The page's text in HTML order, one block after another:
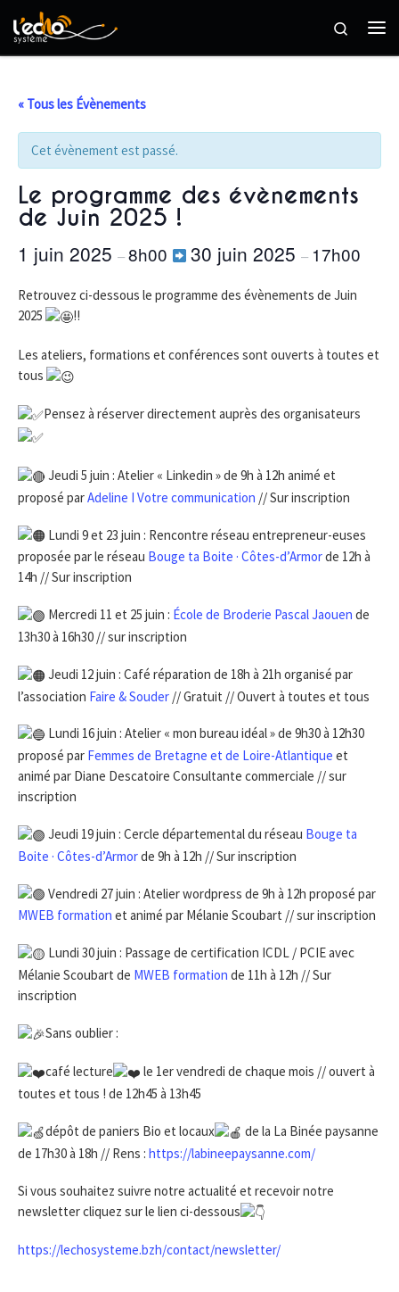
Passer au contenu
Search
« Tous les Évènements
Cet évènement est passé.
Le programme des évènements
de Juin 2025 !
1 juin 2025 –8h00 30 juin 2025– 17h00
Retrouvez ci-dessous le programme des évènements de Juin
2025
!!
Les ateliers, formations et conférences sont ouverts à toutes et
tous
Pensez à réserver directement auprès des organisateurs
Jeudi 5 juin : Atelier « Linkedin » de 9h à 12h animé et
proposé parAdeline I Votre communication // Sur inscription
Lundi 9 et 23 juin : Rencontre réseau entrepreneur-euses
proposée par le réseau Bouge ta Boite · Côtes-d’Armorde 12h à
14h // Sur inscription
Mercredi 11 et 25 juin : École de Broderie Pascal Jaouen de
13h30 à 16h30 // sur inscription
Jeudi 12 juin : Café réparation de 18h à 21h organisé par
l’association Faire & Souder // Gratuit // Ouvert à toutes et tous
Lundi 16 juin : Atelier « mon bureau idéal » de 9h30 à 12h30
proposé par Femmes de Bretagne et de Loire-Atlantique et
animé par Diane Descatoire Consultante commerciale // sur
inscription
Jeudi 19 juin : Cercle départemental du réseau Bouge ta
Boite · Côtes-d’Armorde 9h à 12h // Sur inscription
Vendredi 27 juin : Atelier wordpress de 9h à 12h proposé par
MWEB formation et animé par Mélanie Scoubart // sur inscription
Lundi 30 juin : Passage de certification ICDL / PCIE avec
Mélanie Scoubart de MWEB formation de 11h à 12h // Sur
inscription
Sans oublier :
café lecture
le 1er vendredi de chaque mois // ouvert à
toutes et tous ! de 12h45 à 13h45
dépôt de paniers Bio et locaux
de la La Binée paysanne
de 17h30 à 18h // Rens : https://labineepaysanne.com/
Si vous souhaitez suivre notre actualité et recevoir notre
newsletter cliquez sur le lien ci-dessous
https://lechosysteme.bzh/contact/newsletter/